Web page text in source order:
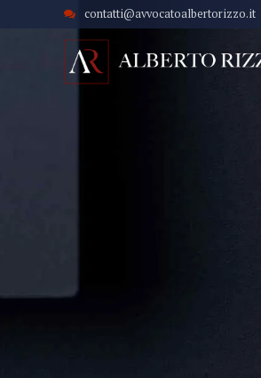
contatti@avvocatoalbertorizzo.it